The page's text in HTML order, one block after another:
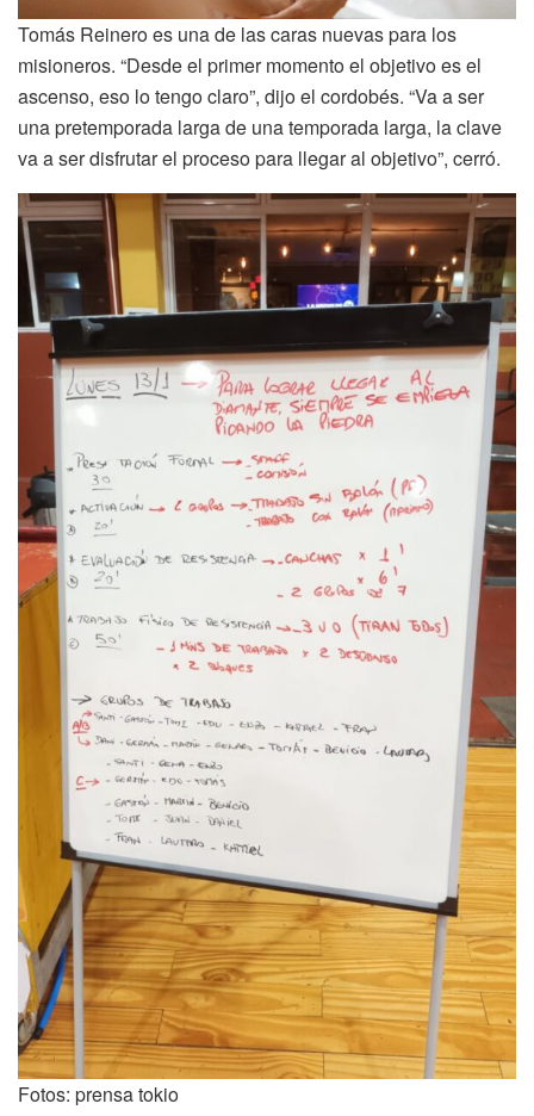
Tomás Reinero es una de las caras nuevas para los
misioneros. “Desde el primer momento el objetivo es el
ascenso, eso lo tengo claro”, dijo el cordobés. “Va a ser
una pretemporada larga de una temporada larga, la clave
va a ser disfrutar el proceso para llegar al objetivo”, cerró.
Fotos: prensa tokio